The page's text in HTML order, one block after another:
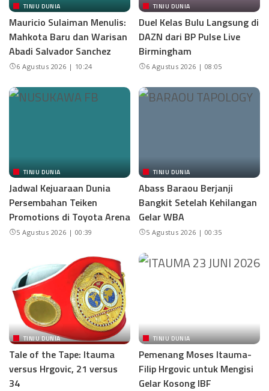
TINJU DUNIA
Mauricio Sulaiman Menulis:
Mahkota Baru dan Warisan
Abadi Salvador Sanchez
6 Agustus 2026 | 10:24
TINJU DUNIA
Duel Kelas Bulu Langsung di
DAZN dari BP Pulse Live
Birmingham
6 Agustus 2026 | 08:05
TINJU DUNIA
Jadwal Kejuaraan Dunia
Persembahan Teiken
Promotions di Toyota Arena
5 Agustus 2026 | 00:39
TINJU DUNIA
Abass Baraou Berjanji
Bangkit Setelah Kehilangan
Gelar WBA
5 Agustus 2026 | 00:35
TINJU DUNIA
Tale of the Tape: Itauma
versus Hrgovic, 21 versus
34
TINJU DUNIA
Pemenang Moses Itauma-
Filip Hrgovic untuk Mengisi
Gelar Kosong IBF